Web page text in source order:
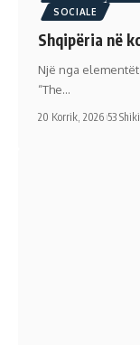
SOCIALE
Shqipëria në
Një nga
“The…
20 Korrik, 2026 53